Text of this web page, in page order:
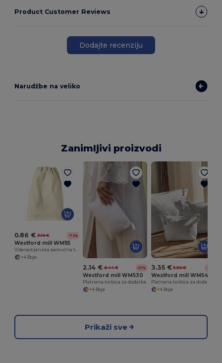
Product Customer Reviews
Dodajte recenziju
Narudžbe na veliko
Zanimljivi proizvodi
0.86 € 3.10 € -72%
Westford mill WM115
Višenamjenska pamučna torba s prilagodljivim veličinama
+4 Boje
2.14 € 6.44 € -67%
Westford mill WM530
Platnena torbica za dodatke
+4 Boje
3.35 € 5.50 € -39%
Westford mill WM540
Platnena torbica za dodatke
+4 Boje
Prikaži sve